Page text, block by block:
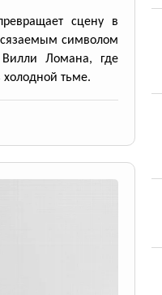
сцену в
символом
Ломана, где
холодной тьме.